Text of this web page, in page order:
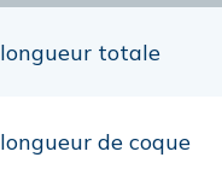
longueur totale
longueur de coque